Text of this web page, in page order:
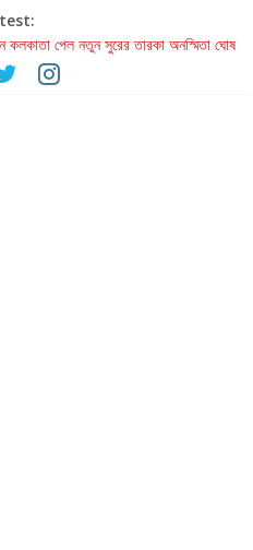
কলকাতা পেল নতুন সুরের তারকা অনস্মিতা ঘোষ
‘দুই তারার দোতারা’
গল্প